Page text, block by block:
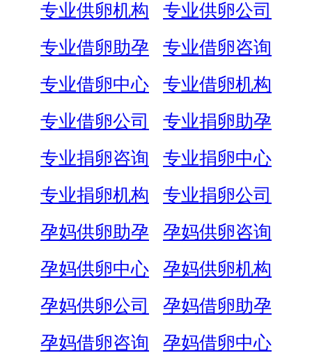
专业供卵机构
专业供卵公司
专业借卵助孕
专业借卵咨询
专业借卵中心
专业借卵机构
专业借卵公司
专业捐卵助孕
专业捐卵咨询
专业捐卵中心
专业捐卵机构
专业捐卵公司
孕妈供卵助孕
孕妈供卵咨询
孕妈供卵中心
孕妈供卵机构
孕妈供卵公司
孕妈借卵助孕
孕妈借卵咨询
孕妈借卵中心